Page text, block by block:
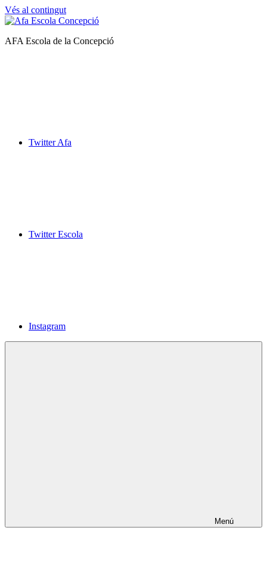
Vés al contingut
Afa
AFA Escola de la Concepció
Twitter Afa
Twitter Escola
Instagram
Menú